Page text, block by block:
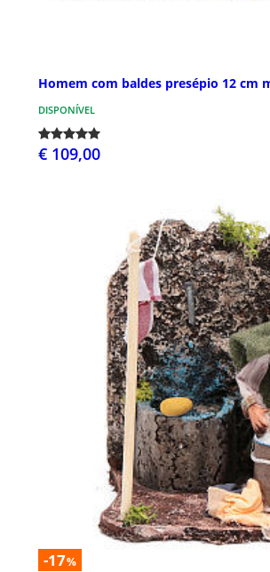
Homem com baldes presépio 12 cm
DISPONÍVEL
€ 109,00
-17%